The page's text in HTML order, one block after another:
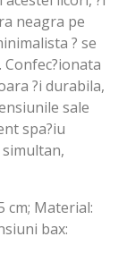
neagra pe
? se
?i durabila,
sale
spa?iu
cm; Material:
bax: